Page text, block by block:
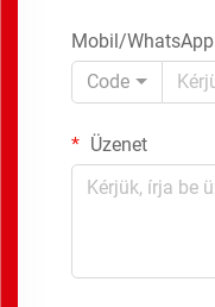
Mobil/WhatsApp
Code
Üzenet